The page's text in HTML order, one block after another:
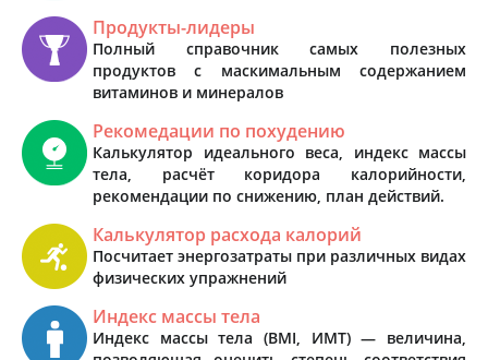
Продукты-лидеры
Полный справочник самых полезных
продуктов с маскимальным содержанием
витаминов и минералов
Рекомедации по похудению
Калькулятор идеального веса, индекс массы
тела, расчёт коридора калорийности,
рекомендации по снижению, план действий.
Калькулятор расхода калорий
Посчитает энергозатраты при различных видах
физических упражнений
Индекс массы тела
Индекс массы тела (BMI, ИМТ) — величина,